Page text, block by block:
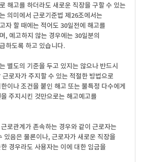
해고를 하더라도 새로운 직장을 구할 수 있는
의미에서 근로기준법 제26조에서는
자 할 때에는 적어도 30일전에 해고를
, 예고하지 않는 경우에는 30일분의
하도록 하고 있습니다.
별도의 기준을 두고 있지는 않으나 반드시
로자가 주지할 수 있는 적절한 방법으로
이나 조건을 붙인 해고 또는 불특정 다수에게
주지시킨 것만으로는 해고예고를
로관계가 존속하는 경우와 같이 근로자는
있음은 물론이나, 근로자가 새로운 직장을
경우라도 사용자는 이에 대한 임금을